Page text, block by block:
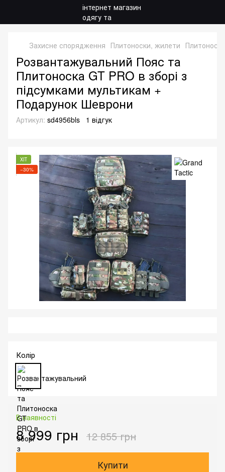
Захисне спорядження Плитоноски, жилети
Розвантажувальний Пояс та
Плитоноска GT PRO в зборі з
підсумками мультикам +
Подарунок Шеврони
Артикул: sd4956bls 1 відгук
ХІТ
−30%
Колір
В наявності
8 999 грн 12 855 грн
Купити